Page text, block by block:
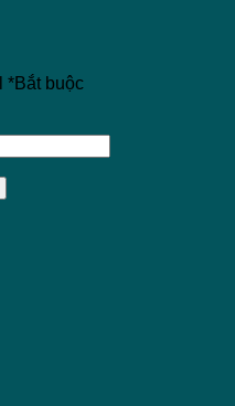
*Bắt buộc